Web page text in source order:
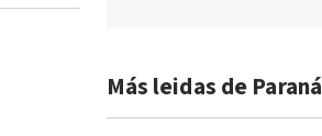
Más leidas de Paraná